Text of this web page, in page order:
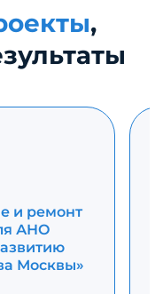
,
и ремонт
АНО
Москвы»